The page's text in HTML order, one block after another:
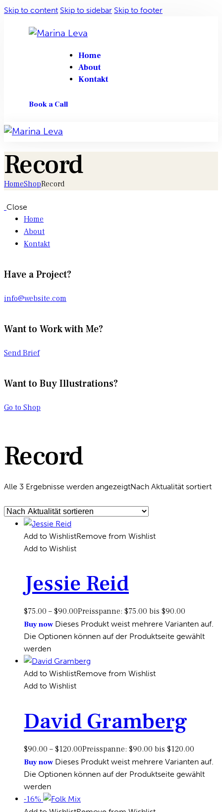
Skip to content Skip to sidebar Skip to footer
Home
About
Kontakt
Book a Call
Record
HomeShopRecord
Close
Home
About
Kontakt
Have a Project?
info@website.com
Want to Work with Me?
Send Brief
Want to Buy Illustrations?
Go to Shop
Record
Alle 3 Ergebnisse werden angezeigtNach Aktualität sortiert
Add to WishlistRemove from Wishlist
Add to Wishlist
Jessie Reid
$75.00 – $90.00Preisspanne: $75.00 bis $90.00
Buy now Dieses Produkt weist mehrere Varianten auf.
Die Optionen können auf der Produktseite gewählt
werden
Add to WishlistRemove from Wishlist
Add to Wishlist
David Gramberg
$90.00 – $120.00Preisspanne: $90.00 bis $120.00
Buy now Dieses Produkt weist mehrere Varianten auf.
Die Optionen können auf der Produktseite gewählt
werden
-16%